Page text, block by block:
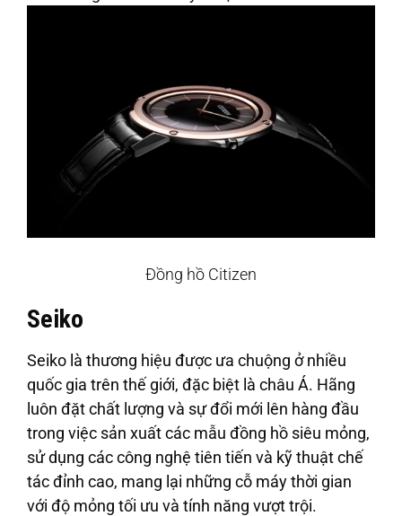
Đồng hồ Citizen
Seiko
Seiko là thương hiệu được ưa chuộng ở nhiều
quốc gia trên thế giới, đặc biệt là châu Á. Hãng
luôn đặt chất lượng và sự đổi mới lên hàng đầu
trong việc sản xuất các mẫu đồng hồ siêu mỏng,
sử dụng các công nghệ tiên tiến và kỹ thuật chế
tác đỉnh cao, mang lại những cỗ máy thời gian
với độ mỏng tối ưu và tính năng vượt trội.